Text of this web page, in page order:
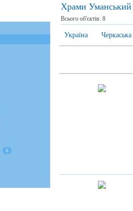
Храми Уманський
Всього об'єктів: 8
Україна Черкаська
0